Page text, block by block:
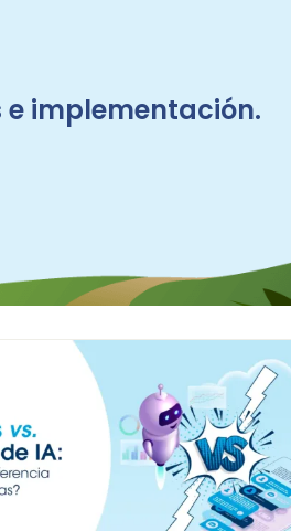
e implementación.